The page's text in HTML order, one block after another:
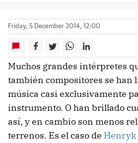
Friday, 5 December 2014, 12:00
Muchos grandes intérpretes
también compositores se han
música casi exclusivamente
instrumento. O han brillado
así, y en cambio son menos
terrenos. Es el caso de